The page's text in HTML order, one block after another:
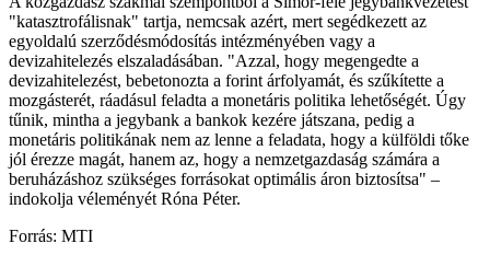
"katasztrofálisnak" tartja, nemcsak azért, mert segédkezett az
egyoldalú szerződésmódosítás intézményében vagy a
devizahitelezés elszaladásában. "Azzal, hogy megengedte a
devizahitelezést, bebetonozta a forint árfolyamát, és szűkítette a
mozgásterét, ráadásul feladta a monetáris politika lehetőségét. Úgy
tűnik, mintha a jegybank a bankok kezére játszana, pedig a
monetáris politikának nem az lenne a feladata, hogy a külföldi tőke
jól érezze magát, hanem az, hogy a nemzetgazdaság számára a
beruházáshoz szükséges forrásokat optimális áron biztosítsa" –
indokolja véleményét Róna Péter.
Forrás: MTI